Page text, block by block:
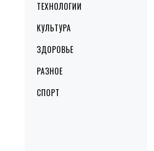
ТЕХНОЛОГИИ
КУЛЬТУРА
ЗДОРОВЬЕ
РАЗНОЕ
СПОРТ